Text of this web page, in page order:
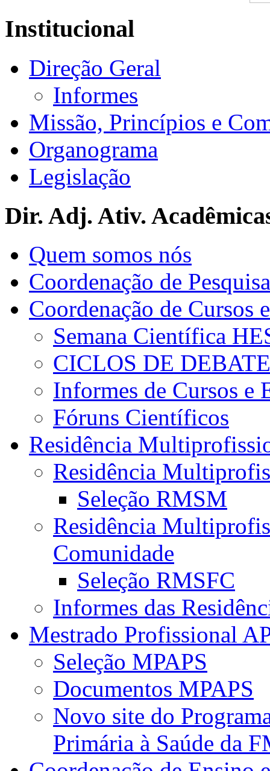
Institucional
Direção Geral
Informes
Missão, Princípios e
Organograma
Legislação
Dir. Adj. Ativ.
Quem somos nós
Coordenação de Pesquisa
Coordenação de Cursos
Semana Científica
CICLOS DE
Informes de Cursos e
Fóruns Científicos
Residência
Residência
Seleção RMSM
Residência
Comunidade
Seleção RMSFC
Informes das
Mestrado Profissional
Seleção MPAPS
Documentos MPAPS
Novo site do
Primária à Saúde da